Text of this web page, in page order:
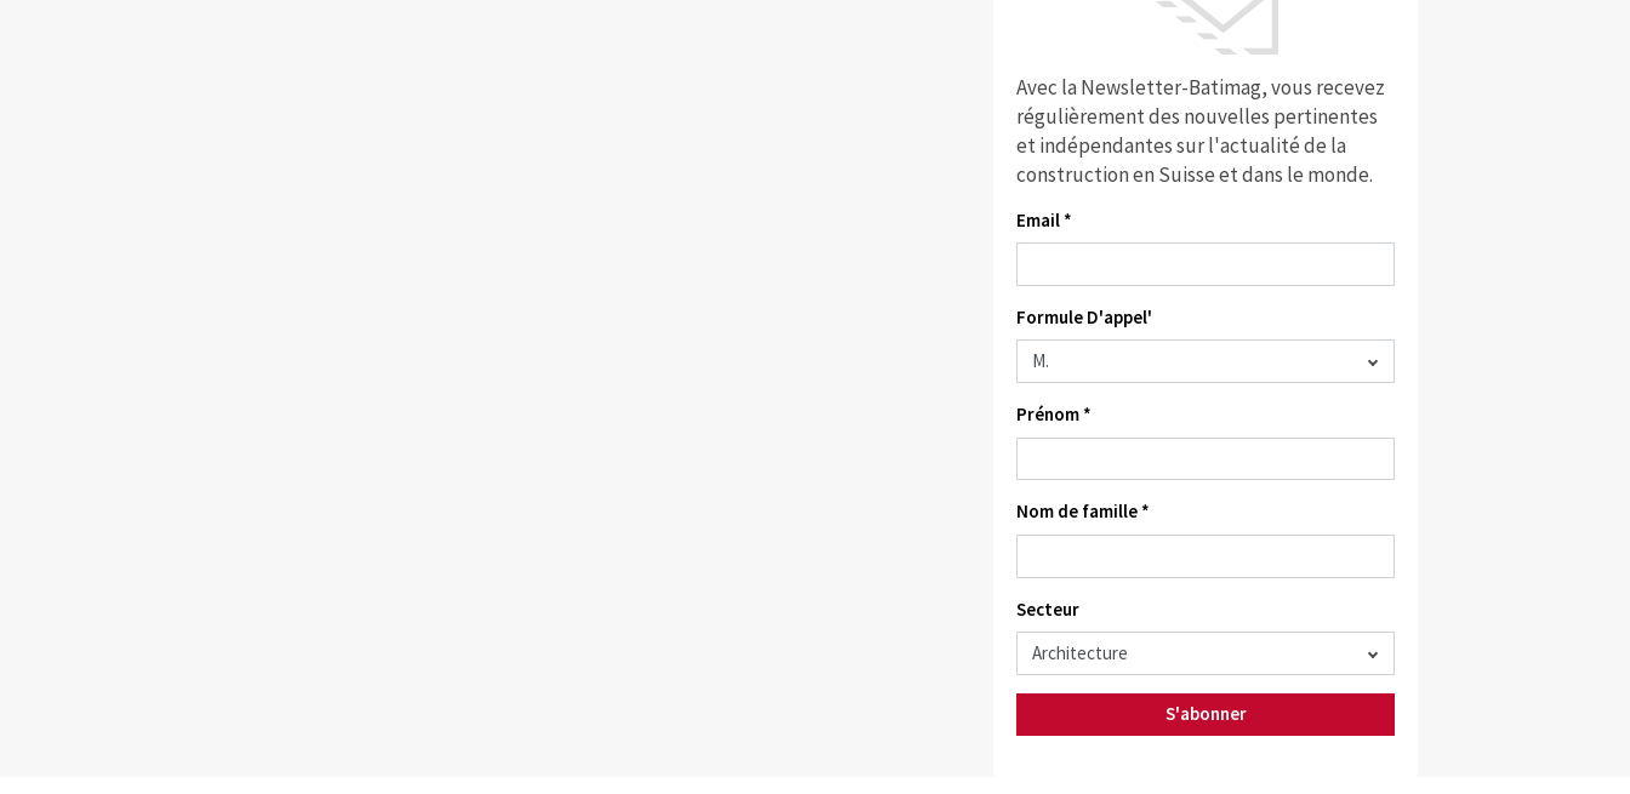
Avec la Newsletter-Batimag, vous recevez
régulièrement des nouvelles pertinentes
et indépendantes sur l'actualité de la
construction en Suisse et dans le monde.
Email *
Formule D'appel'
Prénom *
Nom de famille *
Secteur
S'abonner